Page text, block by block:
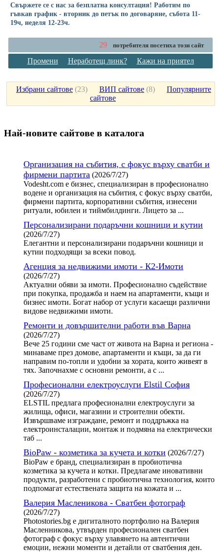
Свържете се с нас за безплатна консултация! Работим по
гъвкав график - вторник до петък по договаряне, събота 11-
19ч, неделя 12-23ч.
29 потребителя посетиха този сайт
Промени Неработещ линк? Кажи на приятел
Избрани сайтове (23) ВИП сайтове (8) Популярните
сайтове
Най-новите сайтoве в каталога
Организация на събития, с фокус върху сватби и
фирмени партита (2026/7/27)
Vodesht.com е бизнес, специализиран в професионално
водене и организация на събития, с фокус върху сватби,
фирмени партита, корпоративни събития, изнесени
ритуали, юбилеи и тиймбилдинги. Лицето за ...
Персонализирани подаръчни кошници и кутии
(2026/7/27)
Елегантни и персонализирани подаръчни кошници и
кутии подходящи за всеки повод.
Агенция за недвижими имоти - К2-Имоти
(2026/7/27)
Актуални обяви за имоти. Професионално съдействие
при покупка, продажба и наем на апартаменти, къщи и
бизнес имоти. Богат набор от услуги касаещи различни
видове недвижими имоти.
Ремонти и довършителни работи във Варна
(2026/7/27)
Вече 25 години сме част от живота на Варна и региона -
минаваме през домове, апартаменти и къщи, за да ги
направим по-топли и удобни за хората, които живеят в
тях. Започнахме с основни ремонти, а с ...
Професионални електроуслуги Elstil София
(2026/7/27)
ELSTIL предлага професионални електроуслуги за
жилища, офиси, магазини и строителни обекти.
Извършваме изграждане, ремонт и поддръжка на
електроинсталации, монтаж и подмяна на електрически
таб ...
BioPaw - козметика за кучета и котки (2026/7/27)
BioPaw е бранд, специализиран в пробиотична
козметика за кучета и котки. Предлагаме иновативни
продукти, разработени с пробиотична технология, които
подпомагат естествената защита на кожата и ...
Валерия Масленикова - Сватбен фотограф
(2026/7/27)
Photostories.bg е дигиталното портфолио на Валерия
Масленникова, утвърден професионален сватбен
фотограф с фокус върху улавянето на автентични
емоции, нежни моменти и детайли от сватбения ден.